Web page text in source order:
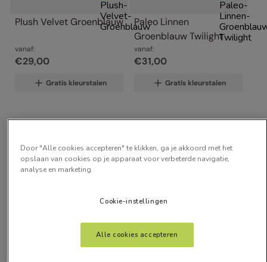
Plush Velvet Groenblauw
vanaf:
€29,00
Gratis kleurstalen
Paleo Linnen
Groenblauw Twilight
vanaf:
€31,00
Gratis kleurstalen
Door "Alle cookies accepteren" te klikken, ga je akkoord met het
opslaan van cookies op je apparaat voor verbeterde navigatie,
analyse en marketing.
Cookie-instellingen
Alle cookies accepteren